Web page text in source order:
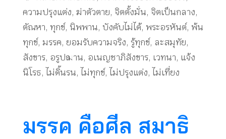
ความปรุงแต่ง, ฆ่าตัวตาย, จิตตั้งมั่น, จิตเป็นกลาง,
ตัณหา, ทุกข์, นิพพาน, บังคับไม่ได้, พระอรหันต์, พ้น
ทุกข์, มรรค, ยอมรับความจริง, รู้ทุกข์, ละสมุทัย,
สังขาร, อรูปฌาน, อเนญชาภิสังขาร, เวทนา, แจ้ง
นิโรธ, ไม่ดิ้นรน, ไม่ทุกข์, ไม่ปรุงแต่ง, ไม่เที่ยง
มรรค คือศีล สมาธิ